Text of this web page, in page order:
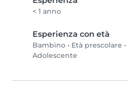
< 1 anno
Esperienza con età
Bambino • Età prescolare •
Adolescente